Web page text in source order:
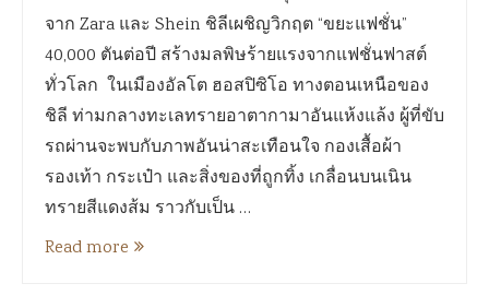
จาก Zara และ Shein ชิลีเผชิญวิกฤต “ขยะแฟชั่น”
40,000 ตันต่อปี สร้างมลพิษร้ายแรงจากแฟชั่นฟาสต์
ทั่วโลก ในเมืองอัลโต ฮอสปิซิโอ ทางตอนเหนือของ
ชิลี ท่ามกลางทะเลทรายอาตากามาอันแห้งแล้ง ผู้ที่ขับ
รถผ่านจะพบกับภาพอันน่าสะเทือนใจ กองเสื้อผ้า
รองเท้า กระเป๋า และสิ่งของที่ถูกทิ้ง เกลื่อนบนเนิน
ทรายสีแดงส้ม ราวกับเป็น …
Read more